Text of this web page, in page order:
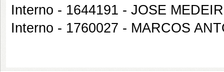
Interno - 1644191 - JOSE
Interno - 1760027 - MARCOS